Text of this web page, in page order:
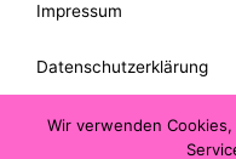
Impressum
Datenschutzerklärung
SucheWir verwenden